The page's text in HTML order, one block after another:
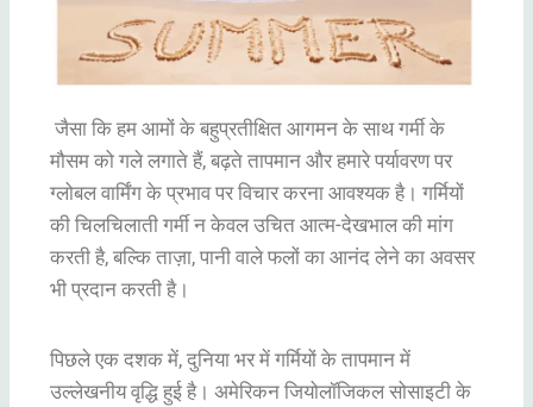
जैसा कि हम आमों के बहुप्रतीक्षित आगमन के साथ गर्मी के
मौसम को गले लगाते हैं, बढ़ते तापमान और हमारे पर्यावरण पर
ग्लोबल वार्मिंग के प्रभाव पर विचार करना आवश्यक है। गर्मियों
की चिलचिलाती गर्मी न केवल उचित आत्म-देखभाल की मांग
करती है, बल्कि ताज़ा, पानी वाले फलों का आनंद लेने का अवसर
भी प्रदान करती है।
पिछले एक दशक में, दुनिया भर में गर्मियों के तापमान में
उल्लेखनीय वृद्धि हुई है। अमेरिकन जियोलॉजिकल सोसाइटी के